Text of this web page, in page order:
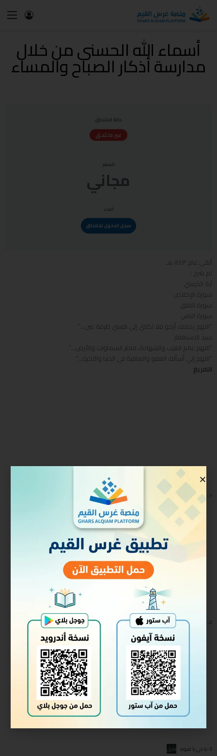
أسماء الله الحسنى من خلال
مدارسة أذكار الصباح والمساء
حالة الالتحاق
غير ملتحق
السعر
مجاني
البدء
سجل الدخول للالتحاق
ألقي عام ١٤٤٣ هـ
تم شرح :
آية الكرسي
سورة الإخلاص
سورة الفلق
سورة الناس
“اللهم رحمتك أرجو فلا تكلني إلى نفسي طرفة عين…”
سيد الاستغفار
“اللهم عالم الغيب والشهادة، فاطر السماوات والأرض…”
“اللهم إني أسألك العفو والعافية في الدنيا والآخرة…”
التفريغ
1-لقاءات آية الكرسي تنزيل
2-لقاءات سورة الإخلاص والمعوذات تنزيل
3-يا حي يا قيوم تنزيل